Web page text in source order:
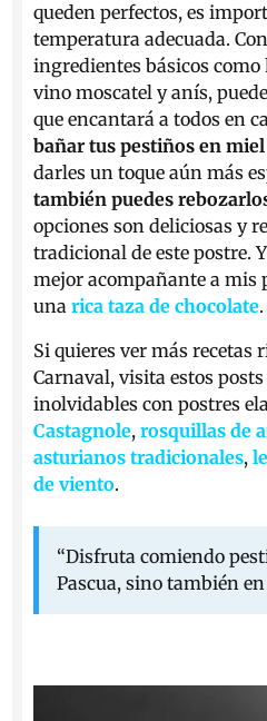
queden perfectos, es
temperatura adecuada.
ingredientes básicos
vino moscatel y anís,
que encantará a todos en
bañar tus pestiños en miel
darles un toque aún más
también puedes
opciones son deliciosas y
tradicional de este postre.
mejor acompañante a mis
unarica taza de chocolate.
Si quieres ver más recetas
Carnaval, visita estos
inolvidables con postres
Castagnole,rosquillas de
asturianos tradicionales,
de viento.
“Disfruta comiendo
Pascua, sino también en